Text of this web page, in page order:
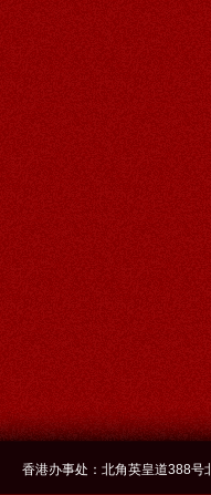
香港办事处：北角英皇道